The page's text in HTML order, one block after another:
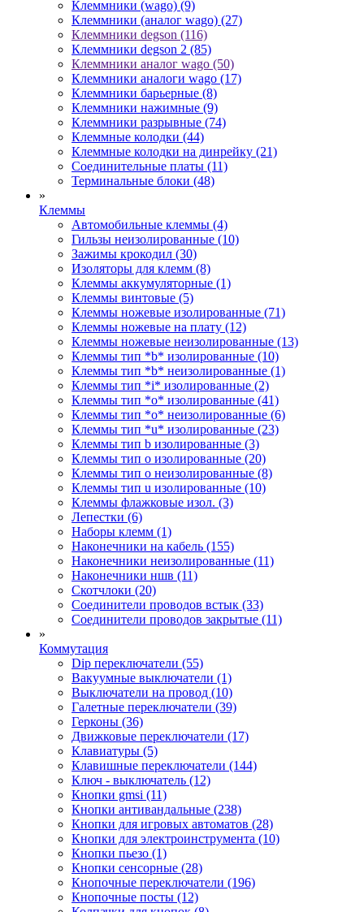
Клеммники (wago) (9)
Клеммники (аналог wago) (27)
Клеммники degson (116)
Клеммники degson 2 (85)
Клеммники аналог wago (50)
Клеммники аналоги wago (17)
Клеммники барьерные (8)
Клеммники нажимные (9)
Клеммники разрывные (74)
Клеммные колодки (44)
Клеммные колодки на динрейку (21)
Соединительные платы (11)
Терминальные блоки (48)
»
Клеммы
Автомобильные клеммы (4)
Гильзы неизолированные (10)
Зажимы крокодил (30)
Изоляторы для клемм (8)
Клеммы аккумуляторные (1)
Клеммы винтовые (5)
Клеммы ножевые изолированные (71)
Клеммы ножевые на плату (12)
Клеммы ножевые неизолированные (13)
Клеммы тип *b* изолированные (10)
Клеммы тип *b* неизолированные (1)
Клеммы тип *i* изолированные (2)
Клеммы тип *o* изолированные (41)
Клеммы тип *o* неизолированные (6)
Клеммы тип *u* изолированные (23)
Клеммы тип b изолированные (3)
Клеммы тип o изолированные (20)
Клеммы тип o неизолированные (8)
Клеммы тип u изолированные (10)
Клеммы флажковые изол. (3)
Лепестки (6)
Наборы клемм (1)
Наконечники на кабель (155)
Наконечники неизолированные (11)
Наконечники ншв (11)
Скотчлоки (20)
Соединители проводов встык (33)
Соединители проводов закрытые (11)
»
Коммутация
Dip переключатели (55)
Вакуумные выключатели (1)
Выключатели на провод (10)
Галетные переключатели (39)
Герконы (36)
Движковые переключатели (17)
Клавиатуры (5)
Клавишные переключатели (144)
Ключ - выключатель (12)
Кнопки gmsi (11)
Кнопки антивандальные (238)
Кнопки для игровых автоматов (28)
Кнопки для электроинструмента (10)
Кнопки пьезо (1)
Кнопки сенсорные (28)
Кнопочные переключатели (196)
Кнопочные посты (12)